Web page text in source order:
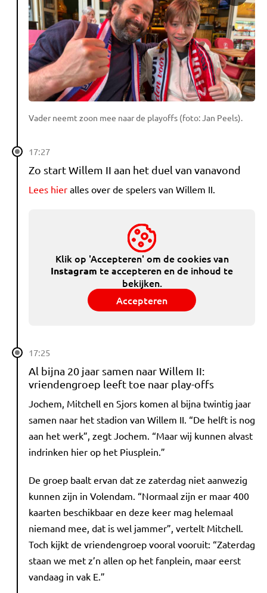
Vader neemt zoon mee naar de playoffs (foto: Jan Peels).
17:27
Zo start Willem II aan het duel van vanavond
Lees hier alles over de spelers van Willem II.
Klik op 'Accepteren' om de cookies van
Instagram te accepteren en de inhoud te
bekijken.
Accepteren
17:25
Al bijna 20 jaar samen naar Willem II:
vriendengroep leeft toe naar play-offs
Jochem, Mitchell en Sjors komen al bijna twintig jaar
samen naar het stadion van Willem II. “De helft is nog
aan het werk”, zegt Jochem. “Maar wij kunnen alvast
indrinken hier op het Piusplein.”
De groep baalt ervan dat ze zaterdag niet aanwezig
kunnen zijn in Volendam. “Normaal zijn er maar 400
kaarten beschikbaar en deze keer mag helemaal
niemand mee, dat is wel jammer”, vertelt Mitchell.
Toch kijkt de vriendengroep vooral vooruit: “Zaterdag
staan we met z’n allen op het fanplein, maar eerst
vandaag in vak E.”